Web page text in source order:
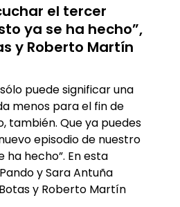
el tercer
ya se ha hecho”,
y Roberto Martín
puede significar una
menos para el fin de
también. Que ya puedes
episodio de nuestro
ha hecho”. En esta
y Sara Antuña
y Roberto Martín